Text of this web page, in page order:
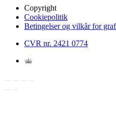
Copyright
Cookiepolitik
Betingelser og vilkår for
CVR nr. 2421 0774